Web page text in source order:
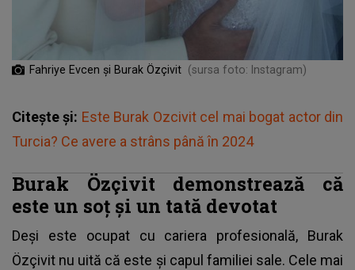
Fahriye Evcen și Burak Özçivit (sursa foto: Instagram)
Citește și: Este Burak Ozcivit cel mai bogat actor din
Turcia? Ce avere a strâns până în 2024
Burak Özçivit demonstrează că
este un soț și un tată devotat
Deși este ocupat cu cariera profesională, Burak
Özçivit nu uită că este și capul familiei sale. Cele mai